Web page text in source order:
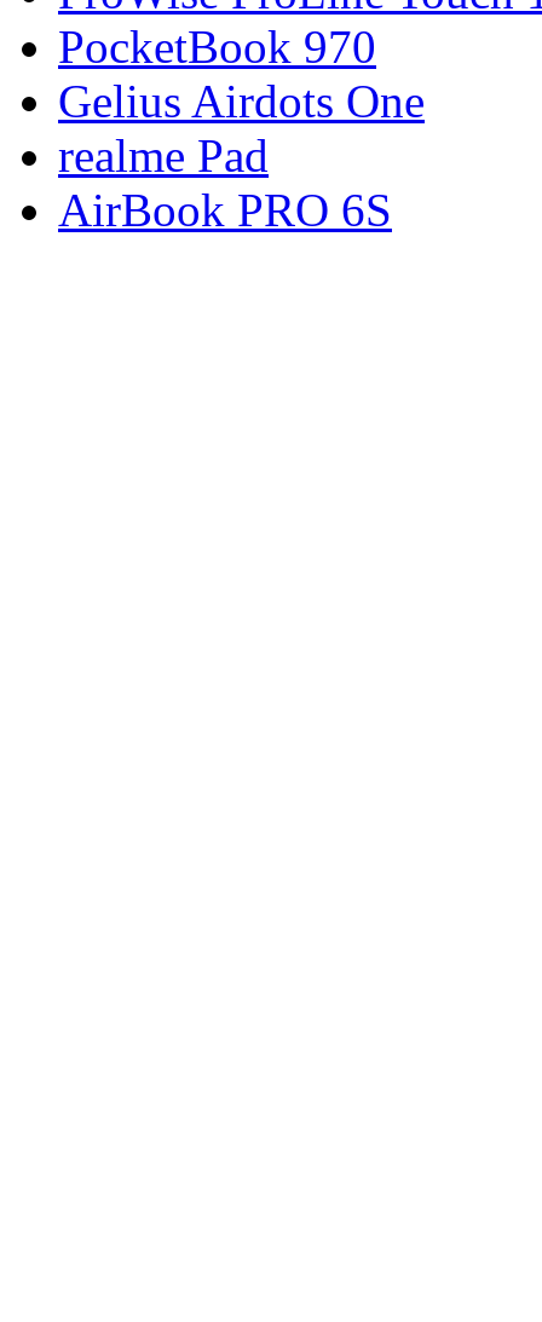
PocketBook 970
Gelius Airdots One
realme Pad
AirBook PRO 6S